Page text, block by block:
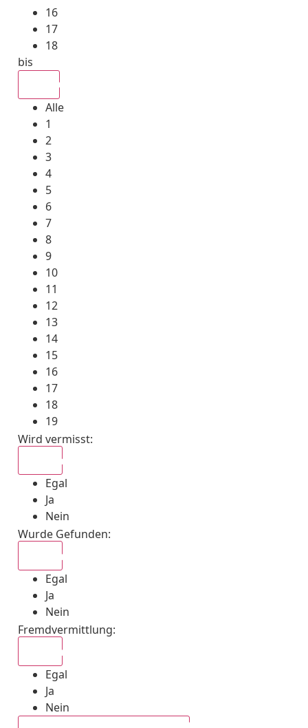
16
17
18
bis
Alle
1
2
3
4
5
6
7
8
9
10
11
12
13
14
15
16
17
18
19
Wird vermisst:
Egal
Ja
Nein
Wurde Gefunden:
Egal
Ja
Nein
Fremdvermittlung:
Egal
Ja
Nein